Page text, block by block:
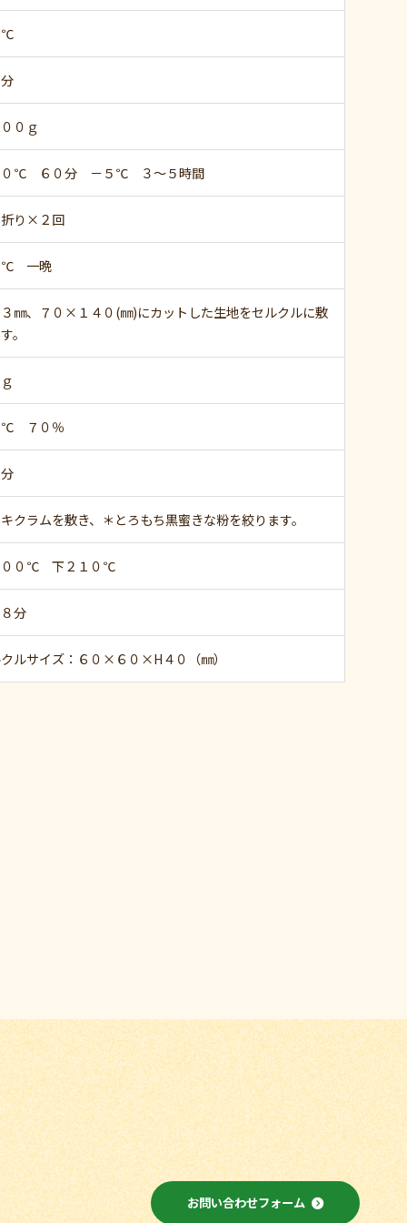
℃
０ｇ
０℃ ６０分 －５℃ ３～５時間
り×２回
℃ 一晩
㎜、７０×１４０(㎜)にカットした生地をセルクルに敷
。
℃ ７０％
クラムを敷き、＊とろもち黒蜜きな粉を絞ります。
００℃ 下２１０℃
分
ルサイズ：６０×６０×H４０（㎜）
お問い合わせフォーム